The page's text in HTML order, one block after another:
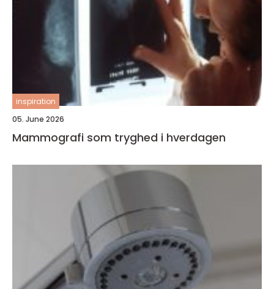
inspiration
05. June 2026
Mammografi som tryghed i hverdagen